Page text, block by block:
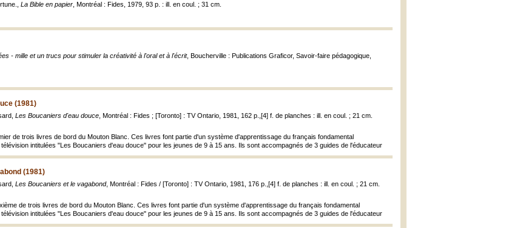
La Bible en papier , Montréal : Fides, 1979, 93 p. : ill. en coul. ; 31 cm.
- mille et un trucs pour stimuler la créativité à l'oral et à l'écrit, Boucherville : Publications Graficor, Savoir-faire pédagogique,
(1981)
Les Boucaniers d'eau douce , Montréal : Fides ; [Toronto] : TV Ontario, 1981, 162 p.,[4] f. de planches : ill. en coul. ; 21 cm.
de trois livres de bord du Mouton Blanc. Ces livres font partie d'un système d'apprentissage du français fondamental
intitulées "Les Boucaniers d'eau douce" pour les jeunes de 9 à 15 ans. Ils sont accompagnés de 3 guides de l'éducateur
(1981)
Les Boucaniers et le vagabond, Montréal : Fides / [Toronto] : TV Ontario, 1981, 176 p.,[4] f. de planches : ill. en coul. ; 21 cm.
de trois livres de bord du Mouton Blanc. Ces livres font partie d'un système d'apprentissage du français fondamental
intitulées "Les Boucaniers d'eau douce" pour les jeunes de 9 à 15 ans. Ils sont accompagnés de 3 guides de l'éducateur